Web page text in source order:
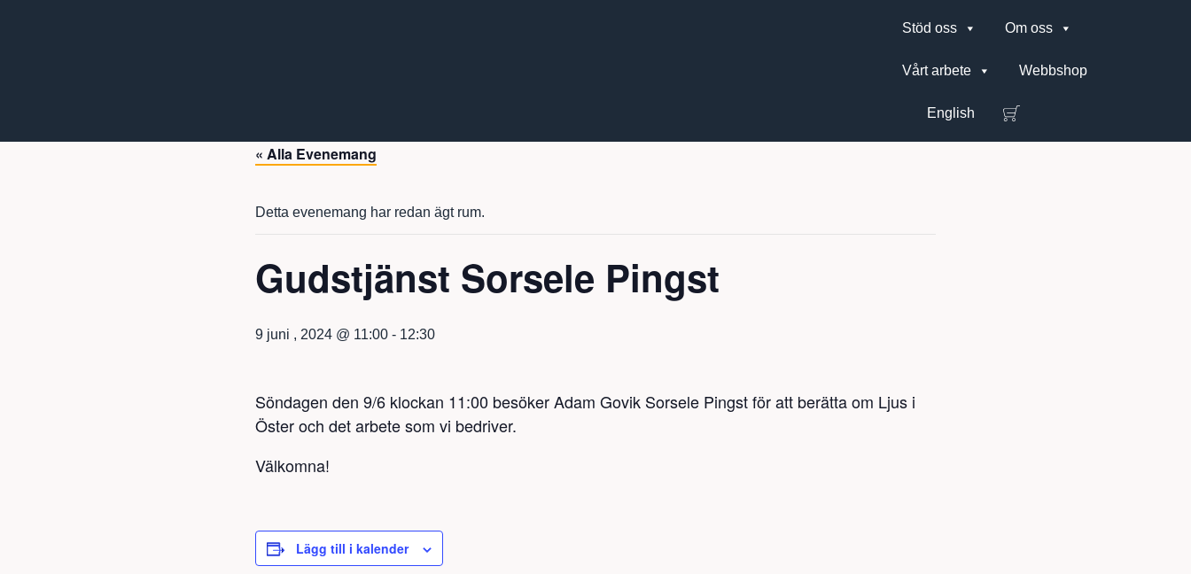
Stöd oss Om oss
Vårt arbete Webbshop
English
« Alla Evenemang
Detta evenemang har redan ägt rum.
Gudstjänst Sorsele Pingst
9 juni , 2024 @ 11:00 - 12:30
Söndagen den 9/6 klockan 11:00 besöker Adam Govik Sorsele Pingst för att berätta om Ljus i
Öster och det arbete som vi bedriver.
Välkomna!
Lägg till i kalender